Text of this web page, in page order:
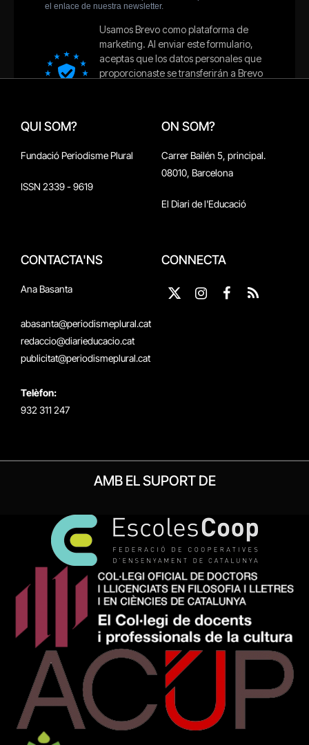
QUI SOM?
Fundació Periodisme Plural
ISSN 2339 - 9619
ON SOM?
Carrer Bailén 5, principal.
08010, Barcelona
El Diari de l'Educació
CONTACTA'NS
Ana Basanta
abasanta@periodismeplural.cat
redaccio@diarieducacio.cat
publicitat@periodismeplural.cat
Telèfon:
932 311 247
CONNECTA
X
Instagram
Facebook
RSS
AMB EL SUPORT DE